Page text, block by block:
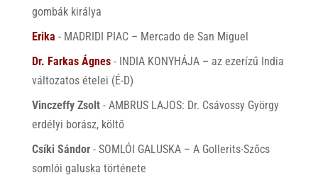
gombák királya
Erika - MADRIDI PIAC – Mercado de San Miguel
Dr. Farkas Ágnes- INDIA KONYHÁJA – az ezerízű India
változatos ételei (É-D)
Vinczeffy Zsolt- AMBRUS LAJOS: Dr. Csávossy György
erdélyi borász, költő
Csíki Sándor- SOMLÓI GALUSKA – A Gollerits-Szőcs
somlói galuska története